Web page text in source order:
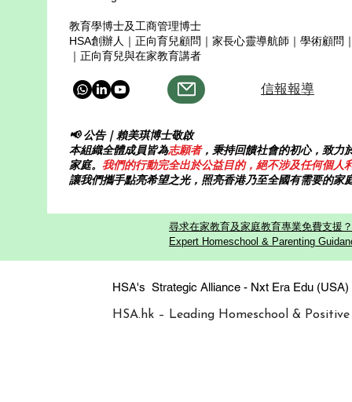
妳替我點亮一盞心燈 我的脈搏貼
著妳的節奏 妳的愛引領我走向更
Dr Lai &
家裡的課桌
教育學博士及工商管理博士
HSA創辦人｜正向育兒顧問｜家長心靈導航師｜學術顧問
｜正向育兒與在家教育講者
信報報導
📢 公告｜賴美琪博士敬啟
本組織全體成員皆為志願者，秉持回饋社會的初心，致力
家庭。 我們的行動完全出於公益目的，絕不涉及任何個人
讓我們攜手點亮希望之光，照亮香港乃至全國有需要的家
尋求在家教育及家庭教育專業免費支援
Expert Homeschool & Parenting
HSA's Strategic Alliance - Nxt Era Edu
HSA.hk – Leading Homeschool &